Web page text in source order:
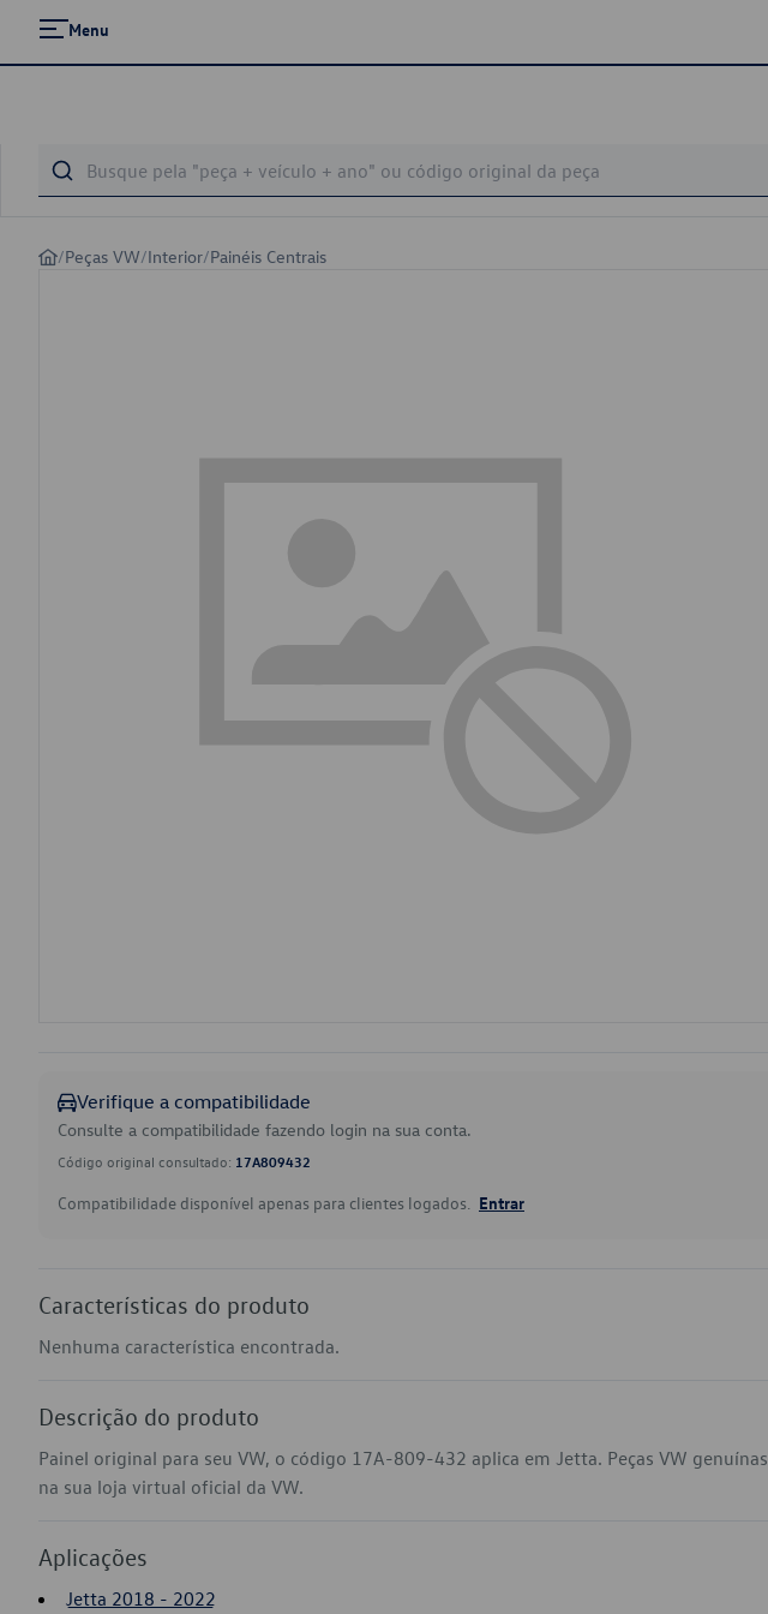
Menu
/Peças VW/Interior/Painéis Centrais
Verifique a compatibilidade
Consulte a compatibilidade fazendo login na sua conta.
Código original consultado: 17A809432
Compatibilidade disponível apenas para clientes logados. Entrar
Características do produto
Nenhuma característica encontrada.
Descrição do produto
Painel original para seu VW, o código 17A-809-432 aplica em Jetta. Peças VW genuínas
na sua loja virtual oficial da VW.
Aplicações
Jetta 2018 - 2022